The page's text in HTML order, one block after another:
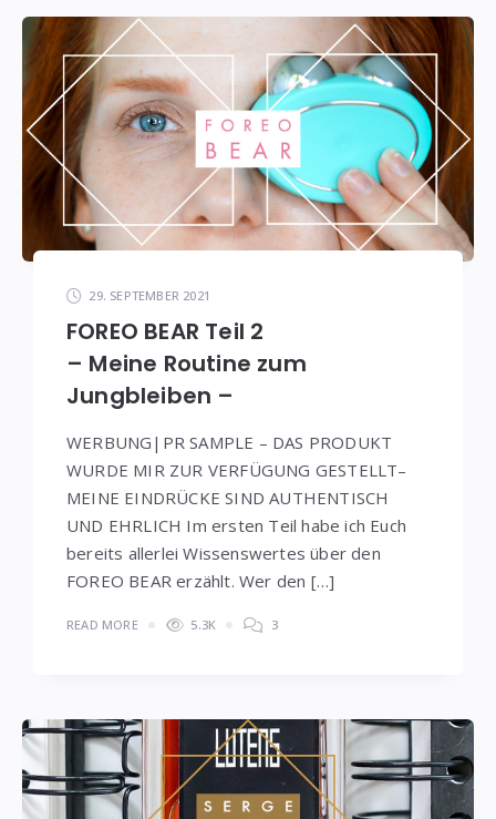
29. SEPTEMBER 2021
FOREO BEAR Teil 2
– Meine Routine zum
Jungbleiben –
WERBUNG|PR SAMPLE – DAS PRODUKT
WURDE MIR ZUR VERFÜGUNG GESTELLT–
MEINE EINDRÜCKE SIND AUTHENTISCH
UND EHRLICH Im ersten Teil habe ich Euch
bereits allerlei Wissenswertes über den
FOREO BEAR erzählt. Wer den […]
READ MORE 5.3K 3